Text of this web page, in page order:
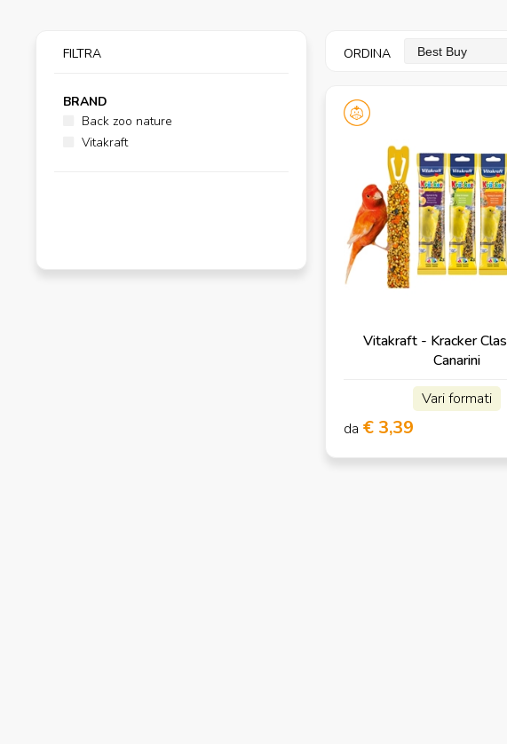
FILTRA
BRAND
Back zoo nature
Vitakraft
ORDINA Best Buy
Vitakraft - Kracker
Canarini
Vari formati
da € 3,39